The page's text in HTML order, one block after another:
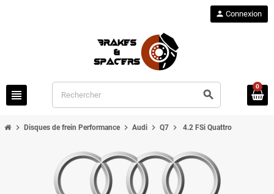
view_headline search
person Connexion
0
chevron_right Disques de frein Performance chevron_right Audi chevron_right Q7 chevron_right 4.2 FSi Quattro